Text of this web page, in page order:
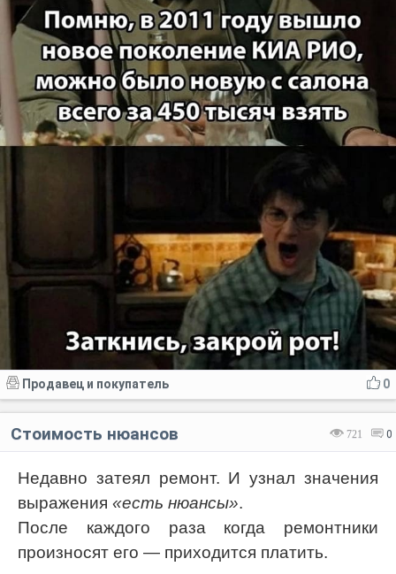
0
Продавец и покупатель
721 0
Стоимость нюансов
Недавно затеял ремонт. И узнал значения
выражения «есть нюансы».
После каждого раза когда ремонтники
произносят его — приходится платить.